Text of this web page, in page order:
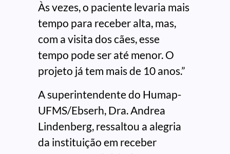
Às vezes, o paciente levaria mais
tempo para receber alta, mas,
com a visita dos cães, esse
tempo pode ser até menor. O
projeto já tem mais de 10 anos.”
A superintendente do Humap-
UFMS/Ebserh, Dra. Andrea
Lindenberg, ressaltou a alegria
da instituição em receber